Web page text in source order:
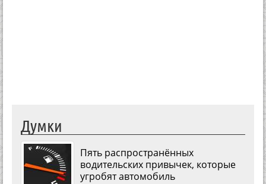
Думки
Пять распространённых
водительских привычек, которые
угробят автомобиль